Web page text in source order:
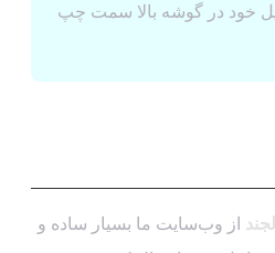
خود در گوشه بالا سمت چپ
از وب‌سایت ما بسیار ساده و